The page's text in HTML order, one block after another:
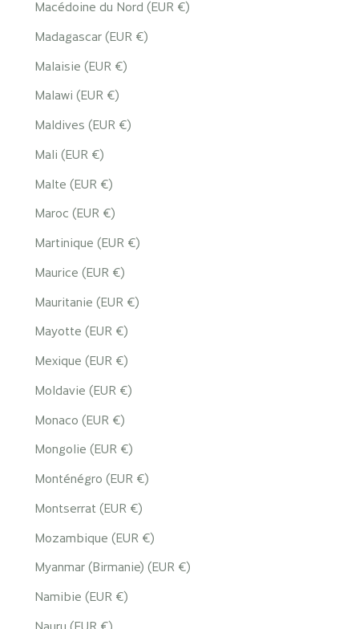
Macédoine du Nord (EUR €)
Madagascar (EUR €)
Malaisie (EUR €)
Malawi (EUR €)
Maldives (EUR €)
Mali (EUR €)
Malte (EUR €)
Maroc (EUR €)
Martinique (EUR €)
Maurice (EUR €)
Mauritanie (EUR €)
Mayotte (EUR €)
Mexique (EUR €)
Moldavie (EUR €)
Monaco (EUR €)
Mongolie (EUR €)
Monténégro (EUR €)
Montserrat (EUR €)
Mozambique (EUR €)
Myanmar (Birmanie) (EUR €)
Namibie (EUR €)
Nauru (EUR €)